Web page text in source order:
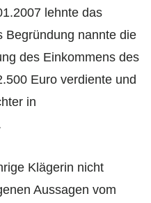
lehnte das
Begründung nannte die
des Einkommens des
Euro verdiente und
in
Klägerin nicht
Aussagen vom